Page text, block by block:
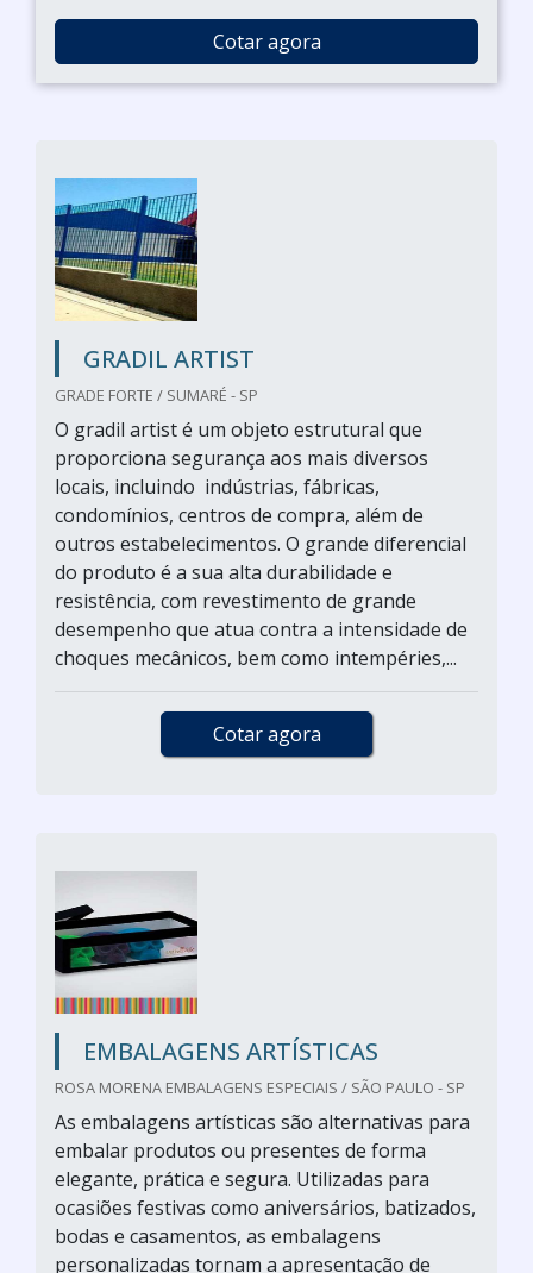
Cotar agora
GRADIL ARTIST
GRADE FORTE / SUMARÉ - SP
O gradil artist é um objeto estrutural que
proporciona segurança aos mais diversos
locais, incluindo indústrias, fábricas,
condomínios, centros de compra, além de
outros estabelecimentos. O grande diferencial
do produto é a sua alta durabilidade e
resistência, com revestimento de grande
desempenho que atua contra a intensidade de
choques mecânicos, bem como intempéries,...
Cotar agora
EMBALAGENS ARTÍSTICAS
ROSA MORENA EMBALAGENS ESPECIAIS / SÃO PAULO - SP
As embalagens artísticas são alternativas para
embalar produtos ou presentes de forma
elegante, prática e segura. Utilizadas para
ocasiões festivas como aniversários, batizados,
bodas e casamentos, as embalagens
personalizadas tornam a apresentação de